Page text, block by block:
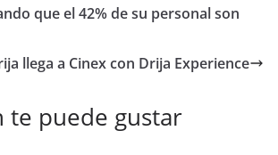
que el 42% de su personal son
llega a Cinex con Drija Experience
te puede gustar